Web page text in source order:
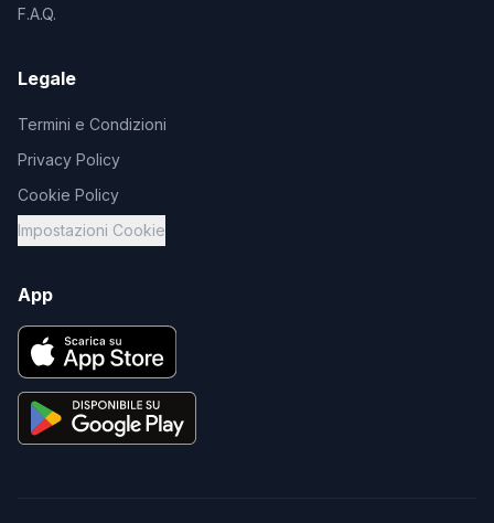
F.A.Q.
Legale
Termini e Condizioni
Privacy Policy
Cookie Policy
Impostazioni Cookie
App